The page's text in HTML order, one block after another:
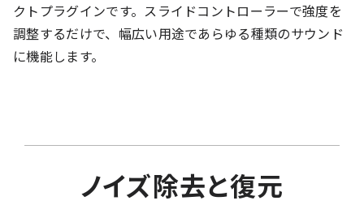
クトプラグインです。スライドコントローラーで強度を
調整するだけで、幅広い用途であらゆる種類のサウンド
に機能します。
ノイズ除去と復元